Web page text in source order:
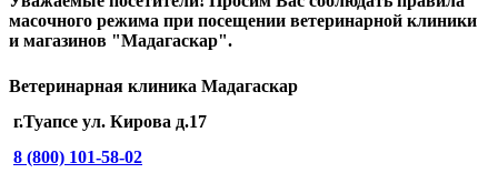
масочного режима при посещении ветеринарной клиники
и магазинов "Мадагаскар".
Ветеринарная клиника Мадагаскар
г.Туапсе ул. Кирова д.17
8 (800) 101-58-02